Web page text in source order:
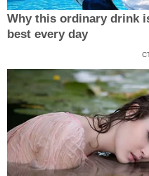
Why this ordinary drink
best every day